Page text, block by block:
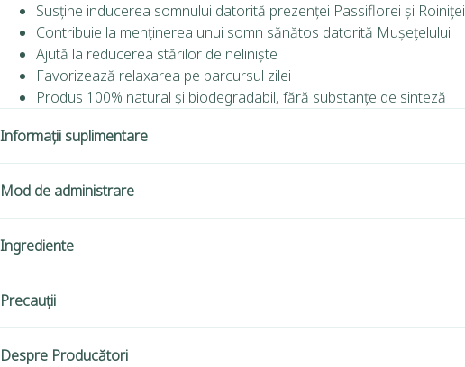
Susține inducerea somnului datorită prezenței Passiflorei și Roiniței
Contribuie la menținerea unui somn sănătos datorită Mușețelului
Ajută la reducerea stărilor de neliniște
Favorizează relaxarea pe parcursul zilei
Produs 100% natural și biodegradabil, fără substanțe de sinteză
Informații suplimentare
Mod de administrare
Ingrediente
Precauții
Despre Producători